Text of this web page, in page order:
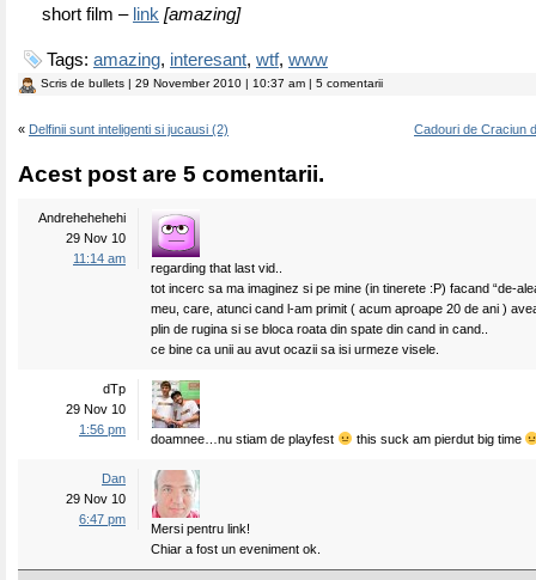
short film – link [amazing]
Tags: amazing, interesant, wtf, www
Scris de bullets | 29 November 2010 | 10:37 am | 5 comentarii
« Delfinii sunt inteligenti si jucausi (2) Cadouri de Craciun
Acest post are 5 comentarii.
Andrehehehehi
29 Nov 10
11:14 am
regarding that last vid..
tot incerc sa ma imaginez si pe mine (in tinerete :P) facand “de-
meu, care, atunci cand l-am primit ( acum aproape 20 de ani )
plin de rugina si se bloca roata din spate din cand in cand..
ce bine ca unii au avut ocazii sa isi urmeze visele.
dTp
29 Nov 10
1:56 pm
doamnee…nu stiam de playfest this suck am pierdut big time
Dan
29 Nov 10
6:47 pm
Mersi pentru link!
Chiar a fost un eveniment ok.